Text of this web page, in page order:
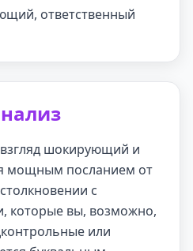
ответственный
шокирующий и
мощным посланием от
с
которые вы, возможно,
или